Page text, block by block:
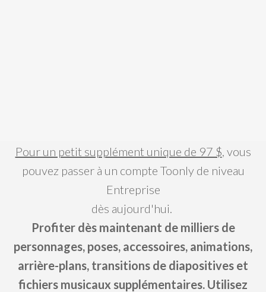
Pour un petit supplément unique de 97 $, vous
pouvez passer à un compte Toonly de niveau
Entreprise
dès aujourd'hui.
Profiter dès maintenant de milliers de
personnages, poses, accessoires, animations,
arrière-plans, transitions de diapositives et
fichiers musicaux supplémentaires. Utilisez